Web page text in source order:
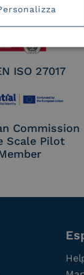
ISO 27017
Commission
Scale Pilot